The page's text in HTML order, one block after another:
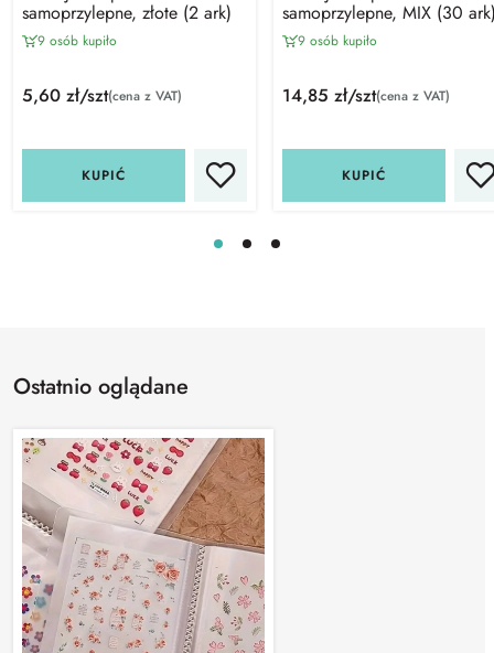
samoprzylepne, złote (2 ark)
9 osób kupiło
5,60 zł/szt(cena z VAT)
KUPIĆ
samoprzylepne, MIX (30
9 osób kupiło
14,85 zł/szt(cena z VAT)
KUPIĆ
Ostatnio oglądane